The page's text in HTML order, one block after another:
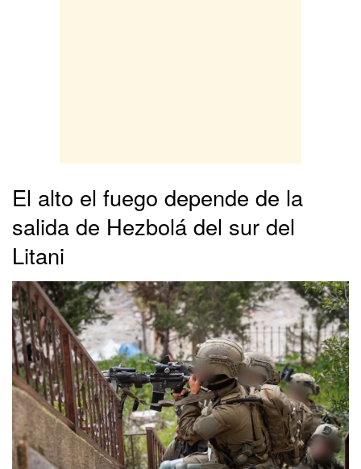
El alto el fuego depende de la
salida de Hezbolá del sur del
Litani